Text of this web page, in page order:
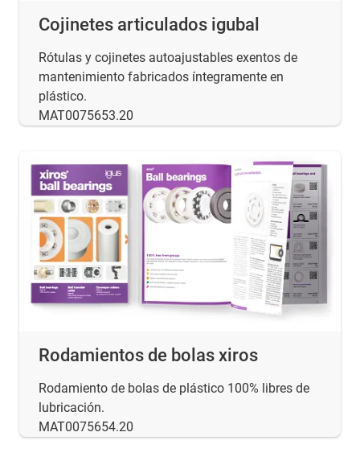
Cojinetes articulados igubal
Rótulas y cojinetes autoajustables exentos de
mantenimiento fabricados íntegramente en
plástico.
MAT0075653.20
Rodamientos de bolas xiros
Rodamiento de bolas de plástico 100% libres de
lubricación.
MAT0075654.20